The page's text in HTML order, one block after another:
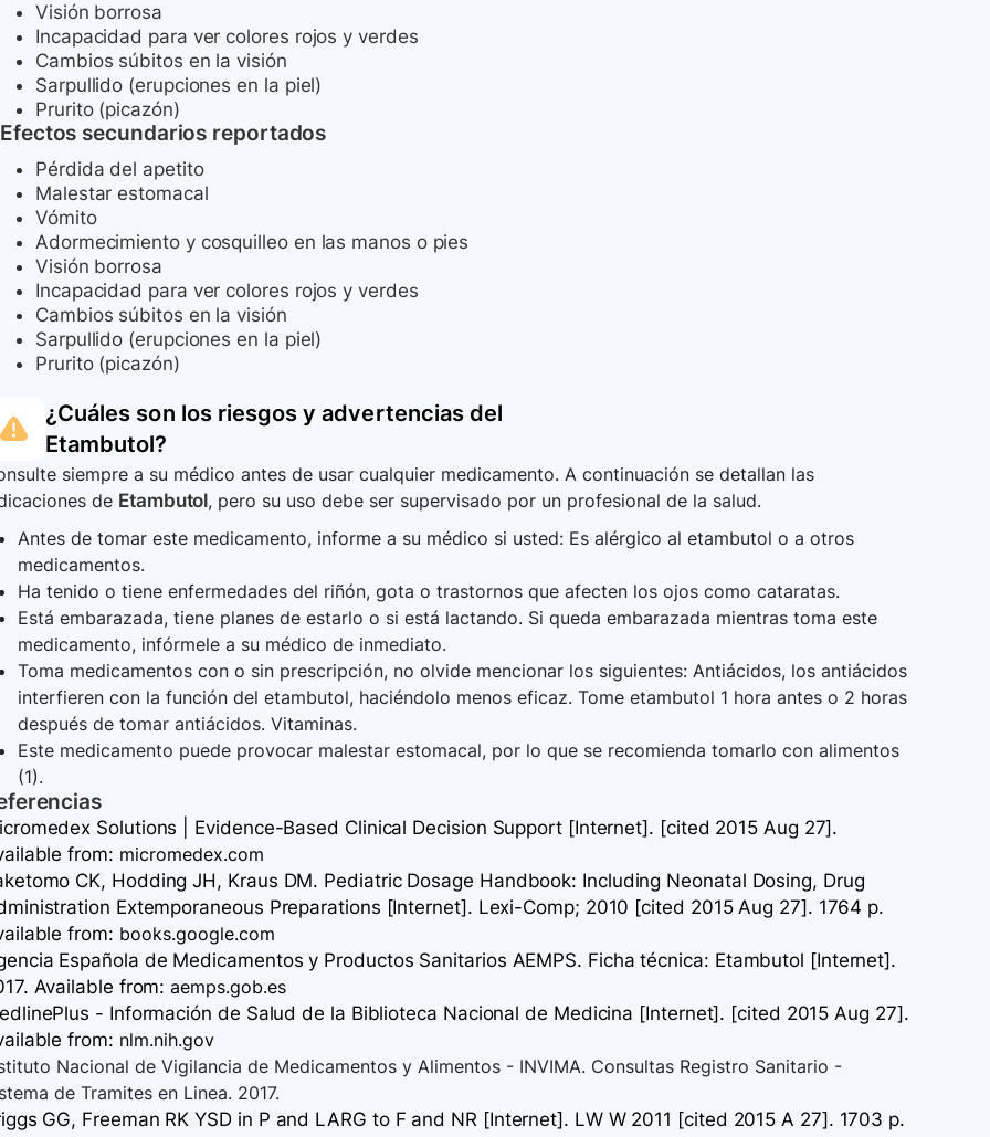
Visión borrosa
Incapacidad para ver colores rojos y verdes
Cambios súbitos en la visión
Sarpullido (erupciones en la piel)
Prurito (picazón)
Efectos secundarios reportados
Pérdida del apetito
Malestar estomacal
Vómito
Adormecimiento y cosquilleo en las manos o pies
Visión borrosa
Incapacidad para ver colores rojos y verdes
Cambios súbitos en la visión
Sarpullido (erupciones en la piel)
Prurito (picazón)
¿Cuáles son los riesgos y advertencias del
Etambutol?
siempre a su médico antes de usar cualquier medicamento. A continuación se detallan las
de Etambutol, pero su uso debe ser supervisado por un profesional de la salud.
Antes de tomar este medicamento, informe a su médico si usted: Es alérgico al etambutol o a otros
medicamentos.
Ha tenido o tiene enfermedades del riñón, gota o trastornos que afecten los ojos como cataratas.
Está embarazada, tiene planes de estarlo o si está lactando. Si queda embarazada mientras toma este
medicamento, infórmele a su médico de inmediato.
Toma medicamentos con o sin prescripción, no olvide mencionar los siguientes: Antiácidos, los antiácidos
interfieren con la función del etambutol, haciéndolo menos eficaz. Tome etambutol 1 hora antes o 2 horas
después de tomar antiácidos. Vitaminas.
Este medicamento puede provocar malestar estomacal, por lo que se recomienda tomarlo con alimentos
(1).
Solutions | Evidence-Based Clinical Decision Support [Internet]. [cited 2015 Aug 27].
from: micromedex.com
CK, Hodding JH, Kraus DM. Pediatric Dosage Handbook: Including Neonatal Dosing, Drug
Extemporaneous Preparations [Internet]. Lexi-Comp; 2010 [cited 2015 Aug 27]. 1764 p.
from: books.google.com
Española de Medicamentos y Productos Sanitarios AEMPS. Ficha técnica: Etambutol [Internet].
Available from:aemps.gob.es
- Información de Salud de la Biblioteca Nacional de Medicina [Internet]. [cited 2015 Aug 27].
from: nlm.nih.gov
Nacional de Vigilancia de Medicamentos y Alimentos - INVIMA. Consultas Registro Sanitario -
de Tramites en Linea. 2017.
GG, Freeman RK YSD in P and LARG to F and NR [Internet]. LW W 2011 [cited 2015 A 27]. 1703 p.